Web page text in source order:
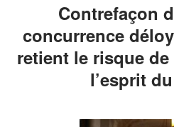
Contrefaçon
concurrence
retient le risque
l’esprit